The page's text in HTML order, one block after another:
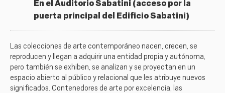
En el Auditorio Sabatini (acceso por la
puerta principal del Edificio Sabatini)
Las colecciones de arte contemporáneo nacen, crecen, se
reproducen y llegan a adquirir una entidad propia y autónoma,
pero también se exhiben, se analizan y se proyectan en un
espacio abierto al público y relacional que les atribuye nuevos
significados. Contenedores de arte por excelencia, las